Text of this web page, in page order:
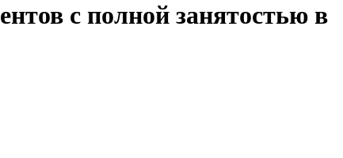
с полной занятостью в